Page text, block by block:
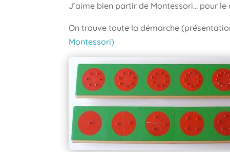
J’aime bien partir de Montessori… pour le
On trouve toute la démarche
Montessori)